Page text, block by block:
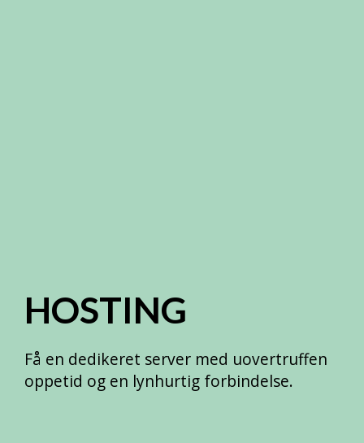
HOSTING
Få en dedikeret server med uovertruffen
oppetid og en lynhurtig forbindelse.